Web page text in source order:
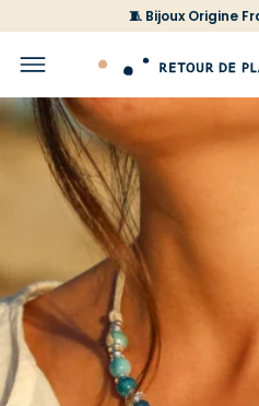
🧵 Bijoux Origine